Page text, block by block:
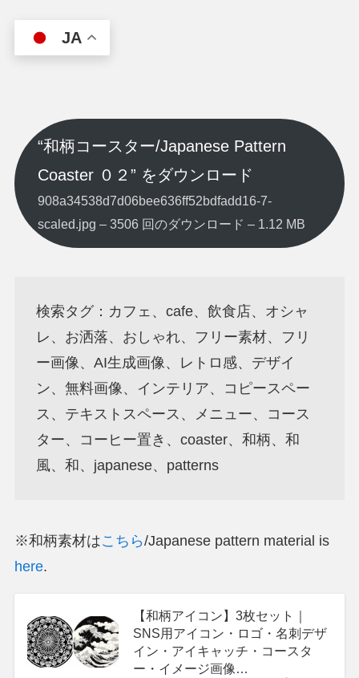
JA
“和柄コースター/Japanese Pattern
Coaster ０２” をダウンロード
908a34538d7d06bee636ff52bdfadd16-7-
scaled.jpg – 3506 回のダウンロード – 1.12 MB
検索タグ：カフェ、cafe、飲食店、オシャ
レ、お洒落、おしゃれ、フリー素材、フリ
ー画像、AI生成画像、レトロ感、デザイ
ン、無料画像、インテリア、コピースペー
ス、テキストスペース、メニュー、コース
ター、コーヒー置き、coaster、和柄、和
風、和、japanese、patterns
※和柄素材はこちら/Japanese pattern material is
here.
【和柄アイコン】3枚セット｜
SNS用アイコン・ロゴ・名刺デザ
イン・アイキャッチ・コースタ
ー・イメージ画像…